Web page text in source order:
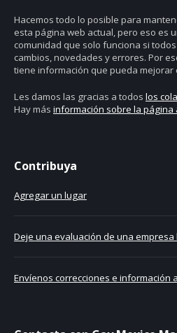
Hacemos todo lo posible para
esta página web actual, pero eso es
comunidad que solo funciona si todos
cambios, novedades y errores. Por
tiene información que pueda mejorar
Les damos las gracias a todos los
Hay más información sobre la página
Contribuya
Agregar un lugar
Deje una evaluación de una empresa
Envíenos correcciones e información